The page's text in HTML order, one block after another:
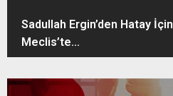
Sadullah Ergin’den Hatay İçin
Meclis’te...